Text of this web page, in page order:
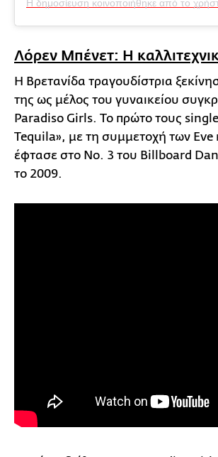
Λόρεν Μπένετ: Η
Η Βρετανίδα τραγουδίστρια
της ως μέλος του γυναικείου
Paradiso Girls. Το πρώτο τους
Tequila», με τη συμμετοχή των Eve
έφτασε στο Νο. 3 του Billboard
το 2009.